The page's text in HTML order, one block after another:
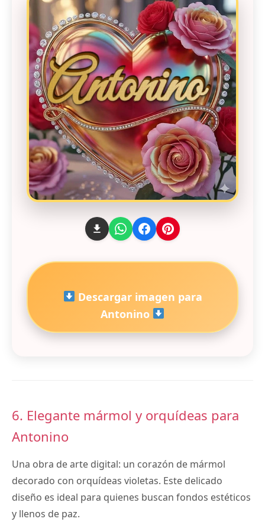
Descargar imagen para
Antonino
6. Elegante mármol y orquídeas para
Antonino
Una obra de arte digital: un corazón de mármol
decorado con orquídeas violetas. Este delicado
diseño es ideal para quienes buscan fondos estéticos
y llenos de paz.